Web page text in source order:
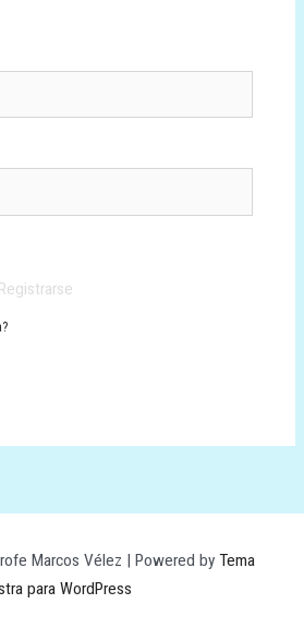
Registrarse
Marcos Vélez | Powered by Tema
para WordPress